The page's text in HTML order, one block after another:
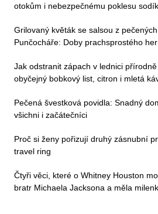
otokům i nebezpečnému poklesu
Grilovaný květák se salsou z
Punčocháře: Doby prachsprostého
Jak odstranit zápach v lednici
obyčejný bobkový list, citron i mletá
Pečená švestková povidla: Snadný
všichni i začátečníci
Proč si ženy pořizují druhý zásnubní
travel ring
Čtyři věci, které o Whitney Houston
bratr Michaela Jacksona a měla